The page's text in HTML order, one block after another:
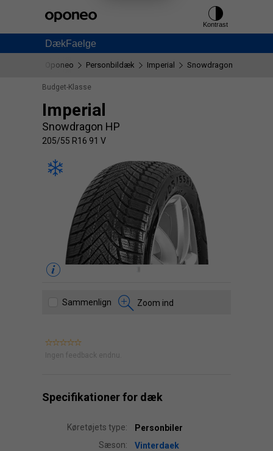
DækFaelge
Kontrast
Oponeo Personbildæk Imperial Snowdragon HP
Budget-Klasse
Imperial
Snowdragon HP
205/55 R16 91 V
Sammenlign Zoom ind
Ingen feedback endnu.
Specifikationer for dæk
Køretøjets type:
Personbiler
Sæson:
Vinterdaek